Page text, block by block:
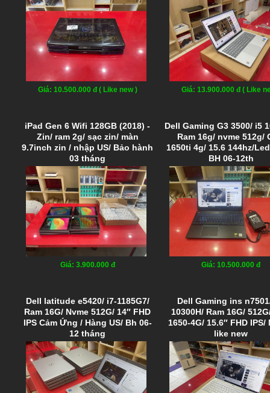
Giá: 10.500.000 đ ( Like new ) Giá: 13.900.000 đ ( Like
iPad Gen 6 Wifi 128GB (2018) -
Zin/ ram 2g/ sạc zin/ màn
9.7inch zin / nhập US/ Bảo hành
03 tháng
Giá: 3.900.000 đ
Dell Gaming G3 3500/ i5
Ram 16g/ nvme 512g/
1650ti 4g/ 15.6 144hz/
BH 06-12th
Giá: 10.500.000 đ
Dell latitude e5420/ i7-1185G7/
Ram 16G/ Nvme 512G/ 14″ FHD
IPS Cảm Ứng / Hàng US/ Bh 06-
12 tháng
Dell Gaming ins
10300H/ Ram 16G/
1650-4G/ 15.6″ FHD IPS/
like new